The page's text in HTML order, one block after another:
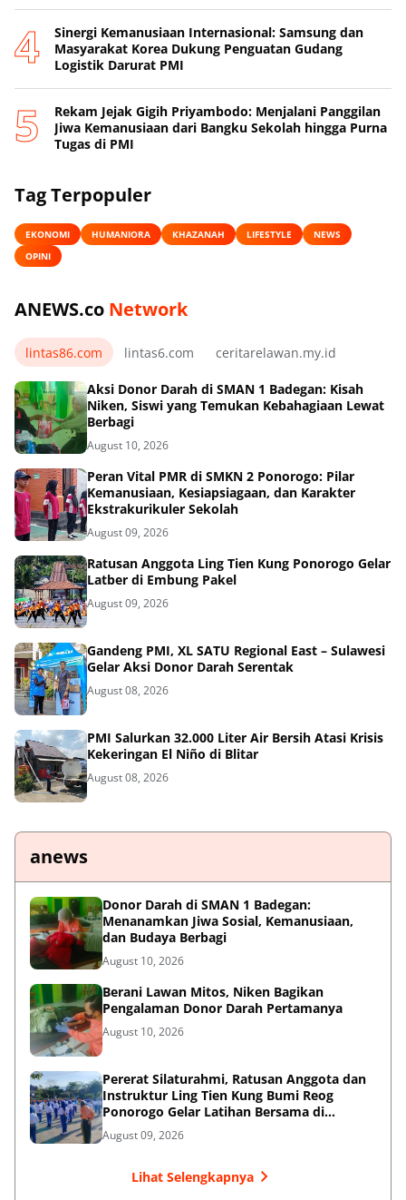
Sinergi Kemanusiaan Internasional: Samsung dan
Masyarakat Korea Dukung Penguatan Gudang
Logistik Darurat PMI
Rekam Jejak Gigih Priyambodo: Menjalani Panggilan
Jiwa Kemanusiaan dari Bangku Sekolah hingga Purna
Tugas di PMI
Tag Terpopuler
EKONOMI HUMANIORA KHAZANAH LIFESTYLE
NEWS
OPINI
ANEWS.co Network
lintas86.com lintas6.com ceritarelawan.my.id
Aksi Donor Darah di SMAN 1 Badegan: Kisah
Niken, Siswi yang Temukan Kebahagiaan Lewat
Berbagi
August 10, 2026
Peran Vital PMR di SMKN 2 Ponorogo: Pilar
Kemanusiaan, Kesiapsiagaan, dan Karakter
Ekstrakurikuler Sekolah
August 09, 2026
Ratusan Anggota Ling Tien Kung Ponorogo Gelar
Latber di Embung Pakel
August 09, 2026
Gandeng PMI, XL SATU Regional East – Sulawesi
Gelar Aksi Donor Darah Serentak
August 08, 2026
PMI Salurkan 32.000 Liter Air Bersih Atasi Krisis
Kekeringan El Niño di Blitar
August 08, 2026
anews
Donor Darah di SMAN 1 Badegan:
Menanamkan Jiwa Sosial, Kemanusiaan,
dan Budaya Berbagi
August 10, 2026
Berani Lawan Mitos, Niken Bagikan
Pengalaman Donor Darah Pertamanya
August 10, 2026
Pererat Silaturahmi, Ratusan Anggota dan
Instruktur Ling Tien Kung Bumi Reog
Ponorogo Gelar Latihan Bersama di
Embung Pakel
August 09, 2026
Lihat Selengkapnya